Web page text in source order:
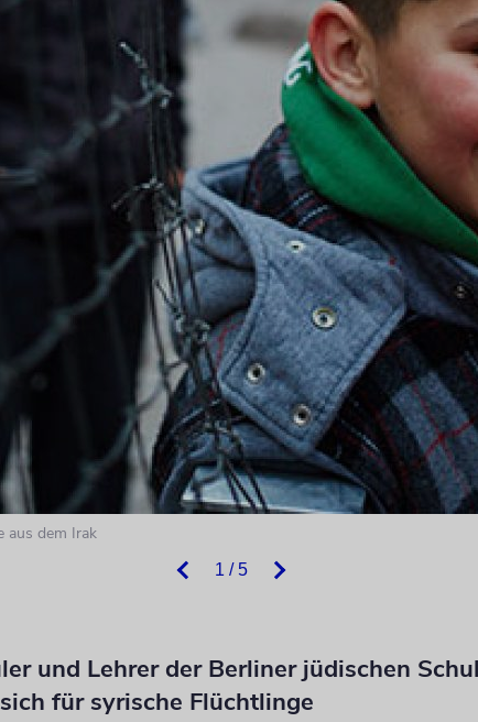
1 / 5
aus dem Irak
und Lehrer der Berliner jüdischen
für syrische Flüchtlinge